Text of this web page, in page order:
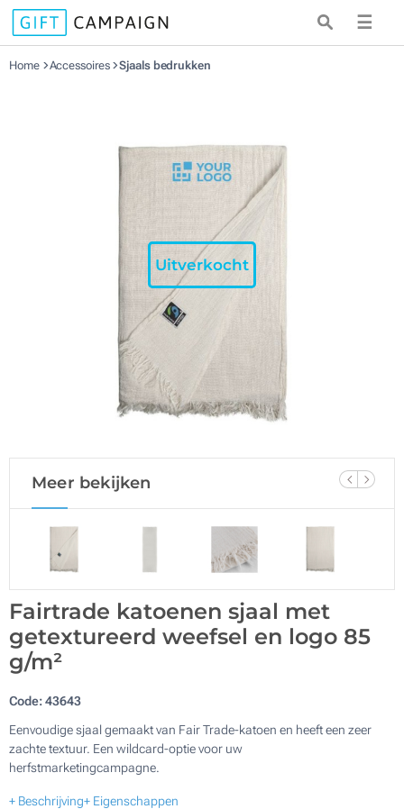
☰
Home Accessoires Sjaals bedrukken
Uitverkocht
Meer bekijken
Fairtrade katoenen sjaal met
getextureerd weefsel en logo 85
g/m²
Code:43643
Eenvoudige sjaal gemaakt van Fair Trade-katoen en heeft een zeer
zachte textuur. Een wildcard-optie voor uw
herfstmarketingcampagne.
+ Beschrijving+ Eigenschappen